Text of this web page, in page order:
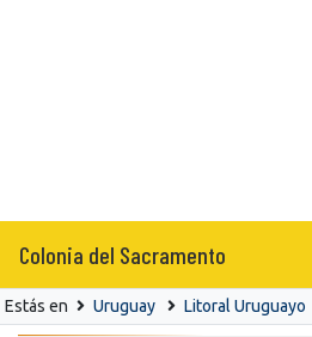
Colonia del Sacramento
Estás en Uruguay Litoral Uruguayo